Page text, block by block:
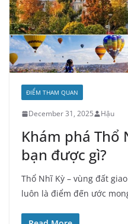
ĐIỂM THAM QUAN
December 31, 2025 Hậu
Khám phá Thổ
bạn được gì?
Thổ Nhĩ Kỳ – vùng đất
luôn là điểm đến ước